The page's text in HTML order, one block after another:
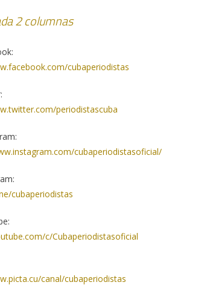
2 columnas
cubaperiodistas
periodistascuba
cubaperiodistasoficial/
cubaperiodistas
c/Cubaperiodistasoficial
canal/cubaperiodistas